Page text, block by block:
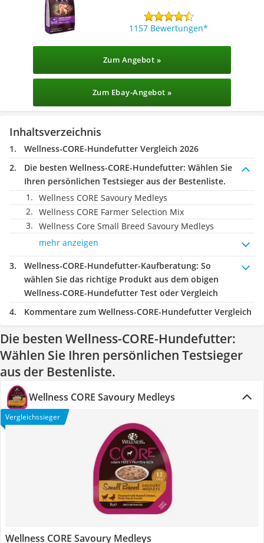
1157 Bewertungen
Zum Angebot »
Zum Ebay-Angebot »
Inhaltsverzeichnis
Wellness-CORE-Hundefutter Vergleich 2026
Die besten Wellness-CORE-Hundefutter: Wählen Sie
Ihren persönlichen Testsieger aus der Bestenliste.
Wellness CORE Savoury Medleys
Wellness CORE Farmer Selection Mix
Wellness Core Small Breed Savoury Medleys
mehr anzeigen
Wellness-CORE-Hundefutter-Kaufberatung: So
wählen Sie das richtige Produkt aus dem obigen
Wellness-CORE-Hundefutter Test oder Vergleich
Kommentare zum Wellness-CORE-Hundefutter Vergleich
Die besten Wellness-CORE-Hundefutter:
Wählen Sie Ihren persönlichen Testsieger
aus der Bestenliste.
Wellness CORE Savoury Medleys
Vergleichssieger
Wellness CORE Savoury Medleys